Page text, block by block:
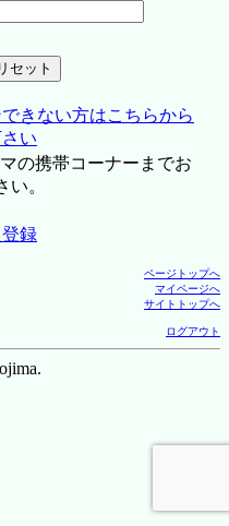
きない方はこちらから
い
の携帯コーナーまでお
い。
録
ページトップへ
マイページへ
サイトトップへ
ログアウト